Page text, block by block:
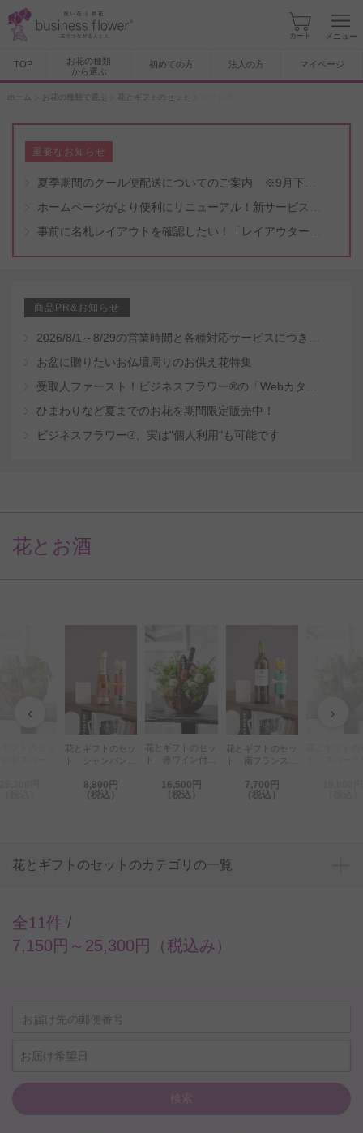
カート メニュー
TOP
お花の種類
から選ぶ
初めての方 法人の方 マイページ
ホーム お花の種類で選ぶ 花とギフトのセット
重要なお知らせ
商品PR&お知らせ
お盆に贈りたいお仏壇周りのお供え花特集
ひまわりなど夏までのお花を期間限定販売中！
ビジネスフラワー®、実は"個人利用"も可能です
花とお酒
‹ ›
花とギフトのセッ
ト シャンパンと
ワー（ロゼシャン
パン/ハーフボト
8,800円
（税込）
花とギフトのセッ
ト 赤ワイン付き
ジメントフラワー
（白）
16,500円
（税込）
花とギフトのセッ
ト 南フランスワ
ドフラワー（白ワ
イン）［OG-
7,700円
（税込）
花とギフトのセットのカテゴリの一覧
全11件 /
7,150円～25,300円（税込み）
お届け希望日
検索